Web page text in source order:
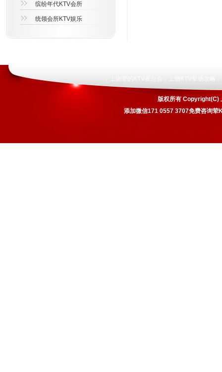
缤纷年代KTV会所
统领会所KTV娱乐
版权所有 Copyright(C)
添加微信171 0557 3707免费咨询荤